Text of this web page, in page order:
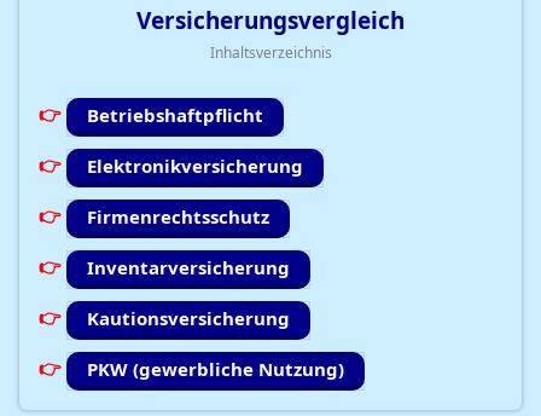
Versicherungsvergleich
Inhaltsverzeichnis
Betriebshaftpflicht
Elektronikversicherung
Firmenrechtsschutz
Inventarversicherung
Kautionsversicherung
PKW (gewerbliche Nutzung)